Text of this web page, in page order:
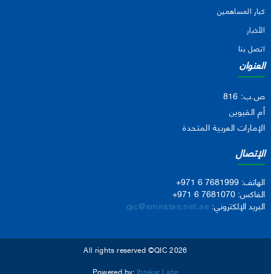
كبار المساهمين
الأخبار
اتصل بنا
العنوان
ص.ب: 816
أم القيوين
الإمارات العربية المتحدة
الإتصال
الهاتف: +971 6 7681999
الفاكس: +971 6 7681070
البريد الإلكتروني: qic@emirates.net.ae
All rights reserved ©QIC 2026
Powered by: Ibtekar Labs